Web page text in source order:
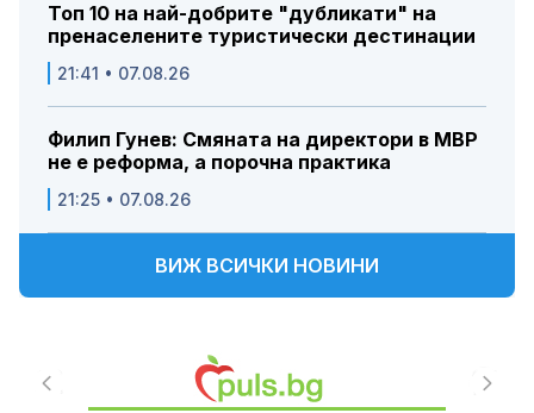
Топ 10 на най-добрите "дубликати" на
пренаселените туристически дестинации
21:41 • 07.08.26
Филип Гунев: Смяната на директори в МВР
не е реформа, а порочна практика
21:25 • 07.08.26
ВИЖ ВСИЧКИ НОВИНИ